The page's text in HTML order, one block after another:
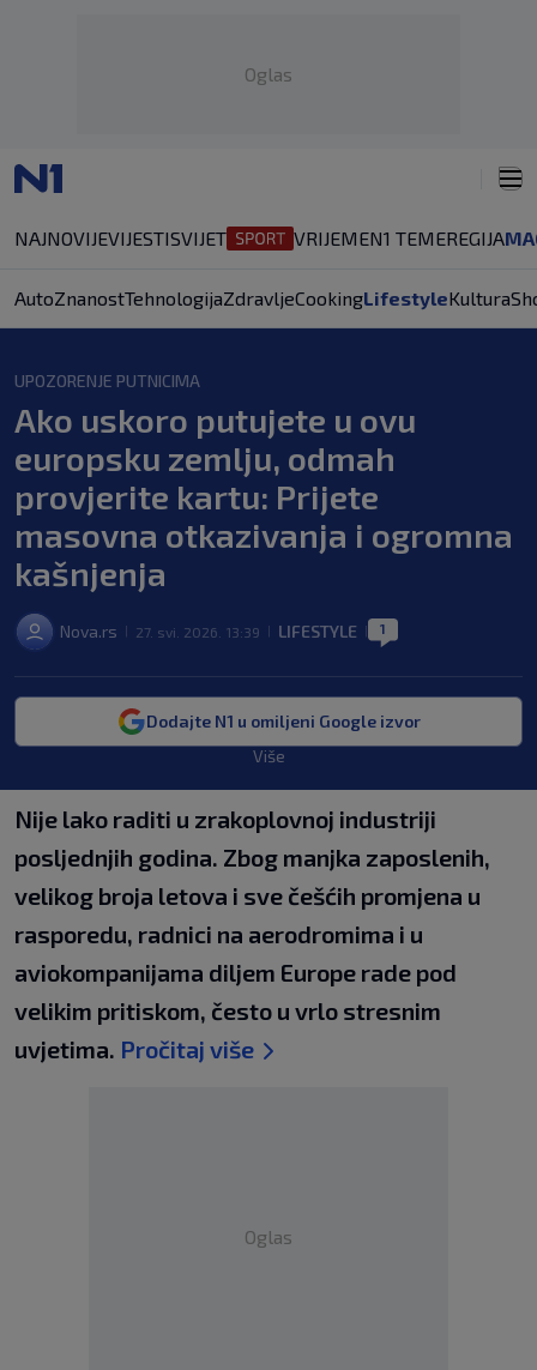
Oglas
NAJNOVIJEVIJESTISVIJET VRIJEMEN1 TEMEREGIJA
AutoZnanostTehnologijaZdravljeCookingLifestyleKultura
UPOZORENJE PUTNICIMA
Ako uskoro putujete u ovu
europsku zemlju, odmah
provjerite kartu: Prijete
masovna otkazivanja i ogromna
kašnjenja
Nova.rs 27. svi. 2026. 13:39 LIFESTYLE 1
Dodajte N1 u omiljeni Google izvor
Više
Nije lako raditi u zrakoplovnoj industriji
posljednjih godina. Zbog manjka zaposlenih,
velikog broja letova i sve češćih promjena u
rasporedu, radnici na aerodromima i u
aviokompanijama diljem Europe rade pod
velikim pritiskom, često u vrlo stresnim
uvjetima. Pročitaj više
Oglas